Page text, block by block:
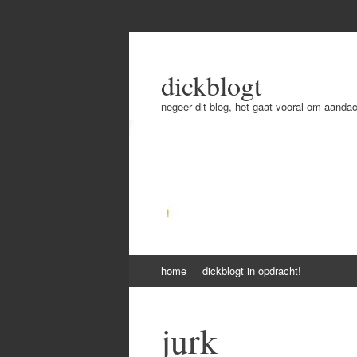
dickblogt
negeer dit blog, het gaat vooral om
to
home dickblogt in opdracht!
jurk